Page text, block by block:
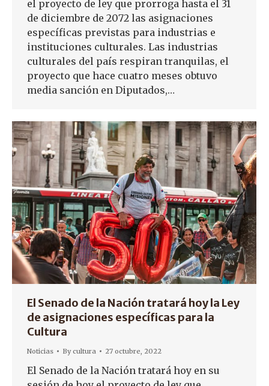
el proyecto de ley que prorroga hasta el 31
de diciembre de 2072 las asignaciones
específicas previstas para industrias e
instituciones culturales. Las industrias
culturales del país respiran tranquilas, el
proyecto que hace cuatro meses obtuvo
media sanción en Diputados,…
El Senado de la Nación tratará hoy la Ley
de asignaciones específicas para la
Cultura
Noticias Bycultura 27 octubre, 2022
El Senado de la Nación tratará hoy en su